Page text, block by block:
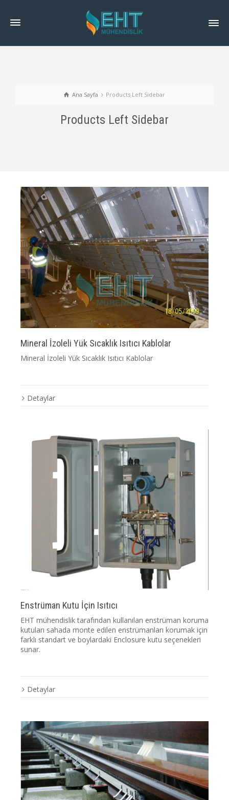
Ana Sayfa Products Left Sidebar
Products Left Sidebar
Mineral İzoleli Yük Sıcaklık Isıtıcı Kablolar
Mineral İzoleli Yük Sıcaklık Isıtıcı Kablolar
Detaylar
Enstrüman Kutu İçin Isıtıcı
EHT mühendislik tarafından kullanılan enstrüman koruma
kutuları sahada monte edilen enstrümanları korumak için
farklı standart ve boylardaki Enclosure kutu seçenekleri
sunar.
Detaylar